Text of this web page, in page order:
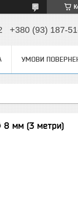
+380 (93) 187-
УМОВИ
8 мм (3 метри)